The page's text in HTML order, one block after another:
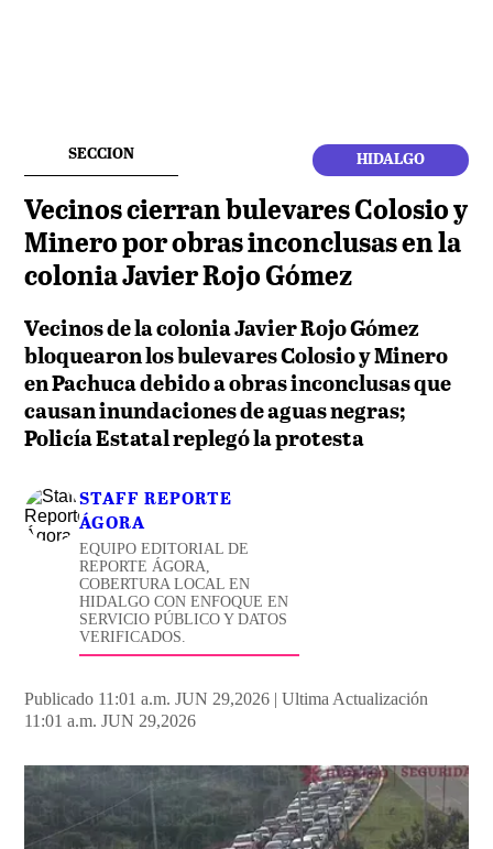
SECCION HIDALGO
Vecinos cierran bulevares Colosio y
Minero por obras inconclusas en la
colonia Javier Rojo Gómez
Vecinos de la colonia Javier Rojo Gómez
bloquearon los bulevares Colosio y Minero
en Pachuca debido a obras inconclusas que
causan inundaciones de aguas negras;
Policía Estatal replegó la protesta
STAFF REPORTE
ÁGORA
EQUIPO EDITORIAL DE
REPORTE ÁGORA,
COBERTURA LOCAL EN
HIDALGO CON ENFOQUE EN
SERVICIO PÚBLICO Y DATOS
VERIFICADOS.
Publicado 11:01 a.m. JUN 29,2026 | Ultima Actualización
11:01 a.m. JUN 29,2026